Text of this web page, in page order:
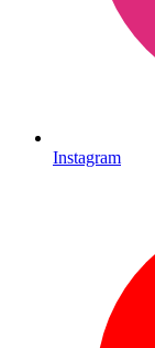
Instagram